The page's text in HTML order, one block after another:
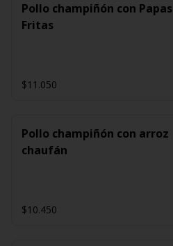
Pollo champiñón con Papas
Fritas
$11.050
Pollo champiñón con arroz
chaufán
$10.450